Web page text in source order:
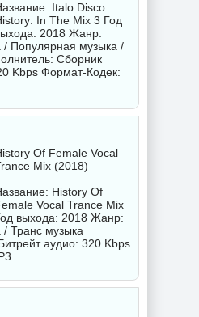
Italo Disco
In The Mix 3 Год
2018 Жанр:
/ Популярная музыка /
Сборник
Kbps Формат-Кодек:
Of Female Vocal
Mix (2018)
History Of
Vocal Trance Mix
выхода: 2018 Жанр:
/ Транс музыка
аудио: 320 Kbps